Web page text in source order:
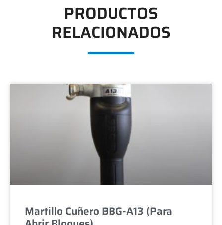
PRODUCTOS
RELACIONADOS
Martillo Cuñero BBG-A13 (Para